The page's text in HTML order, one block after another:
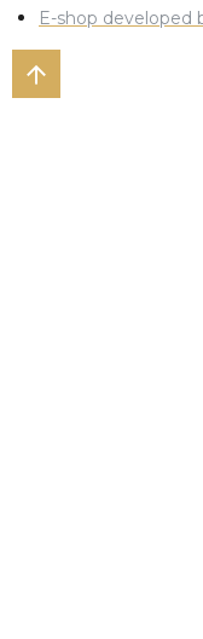
E-shop developed